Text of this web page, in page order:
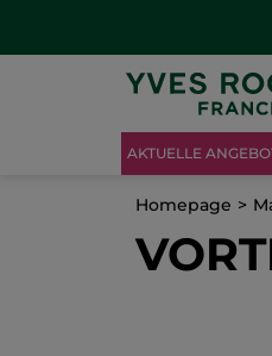
AKTUELLE
Homepage